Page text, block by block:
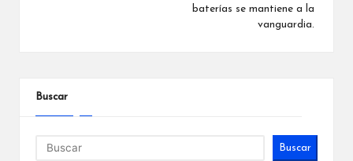
baterías se mantiene a la
vanguardia.
Buscar
Buscar